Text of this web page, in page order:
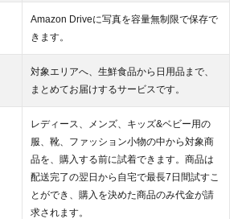
Amazon Driveに写真を容量無制限で保存で
きます。
対象エリアへ、生鮮食品から日用品まで、
まとめてお届けするサービスです。
レディース、メンズ、キッズ&ベビー用の
服、靴、ファッション小物の中から対象商
品を、購入する前に試着できます。商品は
配送完了の翌日から自宅で最長7日間試すこ
とができ、購入を決めた商品のみ代金が請
求されます。